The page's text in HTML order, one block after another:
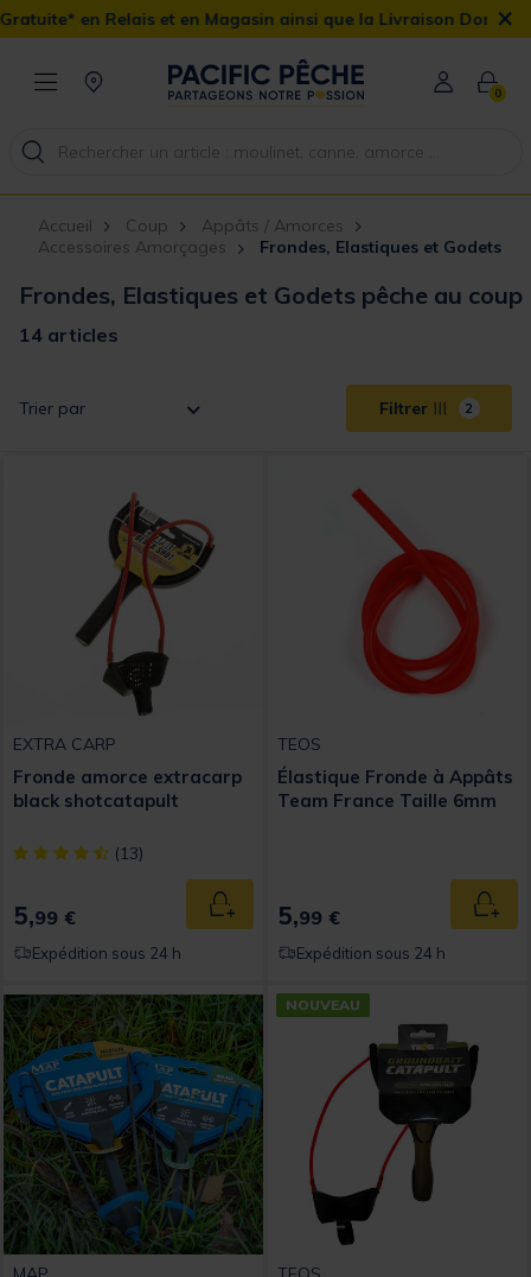
en Magasin ainsi que la Livraison Domicile offerte dès 90€×
0
Accueil Coup
Appâts / Amorces
Accessoires Amorçages
Frondes, Elastiques et Godets
Frondes, Elastiques et Godets pêche au coup
14 articles
Trier par Filtrer 2
EXTRA CARP
Fronde amorce extracarp
black shotcatapult
[object Object] out of 5 Customer Rating
(13)
5,99 € Ajouter au panier
Expédition sous 24 h
TEOS
Élastique Fronde à Appâts
Team France Taille 6mm
5,99 €
Expédition sous 24 h
NOUVEAU